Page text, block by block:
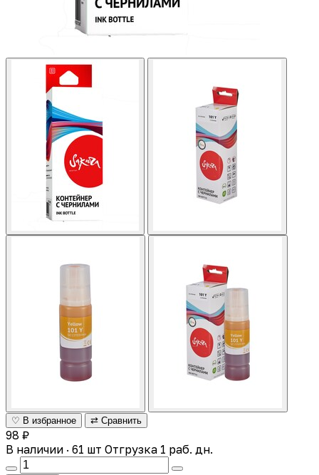
♡ В избранное ⇄ Сравнить
98 ₽
В наличии · 61 шт Отгрузка 1 раб. дн.